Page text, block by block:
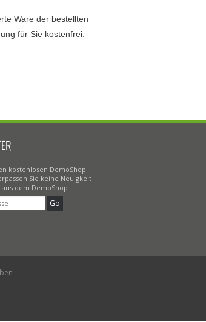
Ware der bestellten
für Sie kostenfrei.
kostenlosen DemoShop
Sie keine Neuigkeit
dem DemoShop.
Go